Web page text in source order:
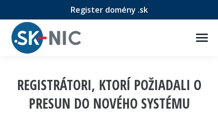
Register domény .sk
REGISTRÁTORI, KTORÍ POŽIADALI O
PRESUN DO NOVÉHO SYSTÉMU